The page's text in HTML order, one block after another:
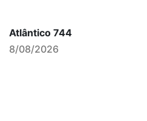
Atlântico 744
8/08/2026